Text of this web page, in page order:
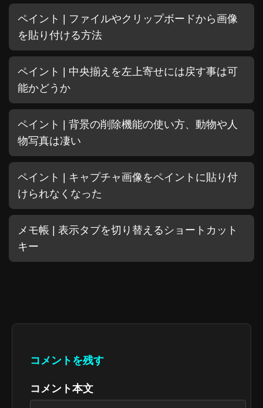
ペイント | ファイルやクリップボードから画像
を貼り付ける方法
ペイント | 中央揃えを左上寄せには戻す事は可
能かどうか
ペイント | 背景の削除機能の使い方、動物や人
物写真は凄い
ペイント | キャプチャ画像をペイントに貼り付
けられなくなった
メモ帳 | 表示タブを切り替えるショートカット
キー
コメントを残す
コメント本文